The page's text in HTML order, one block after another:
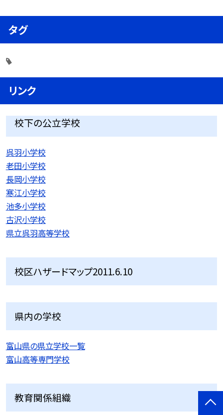
タグ
リンク
校下の公立学校
呉羽小学校
老田小学校
長岡小学校
寒江小学校
池多小学校
古沢小学校
県立呉羽高等学校
校区ハザードマップ2011.6.10
県内の学校
富山県の県立学校一覧
富山高等専門学校
教育関係組織